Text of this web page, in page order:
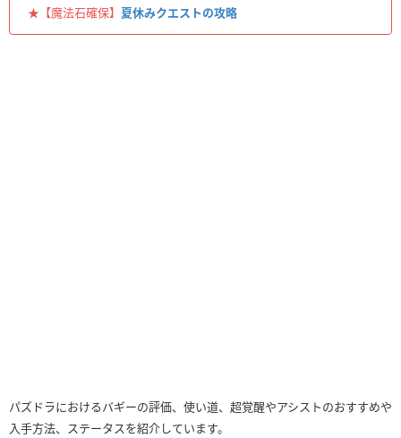
★【魔法石確保】 夏休みクエストの攻略
パズドラにおけるバギーの評価、使い道、超覚醒やアシストのおすすめや
入手方法、ステータスを紹介しています。